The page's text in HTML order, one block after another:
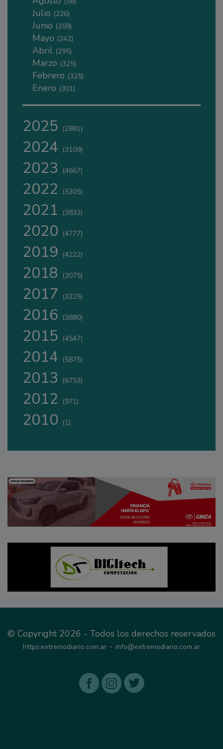
Julio (226)
Junio (259)
Mayo (242)
Abril (295)
Marzo (325)
Febrero (325)
Enero (301)
2025 (2881)
2024 (3109)
2023 (4667)
2022 (5305)
2021 (3832)
2020 (4777)
2019 (4222)
2018 (3075)
2017 (3225)
2016 (3880)
2015 (4547)
2014 (5875)
2013 (6753)
2012 (971)
2010 (1)
© Copyright 2026 - Todos los derechos reservados
https:extremodiario.com.ar - info@extremodiario.com.ar